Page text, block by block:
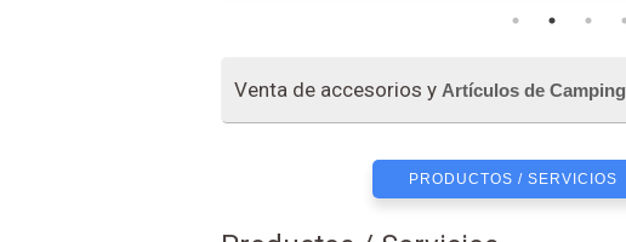
Venta de accesorios y Artículos de Camping
PRODUCTOS / SERVICIOS